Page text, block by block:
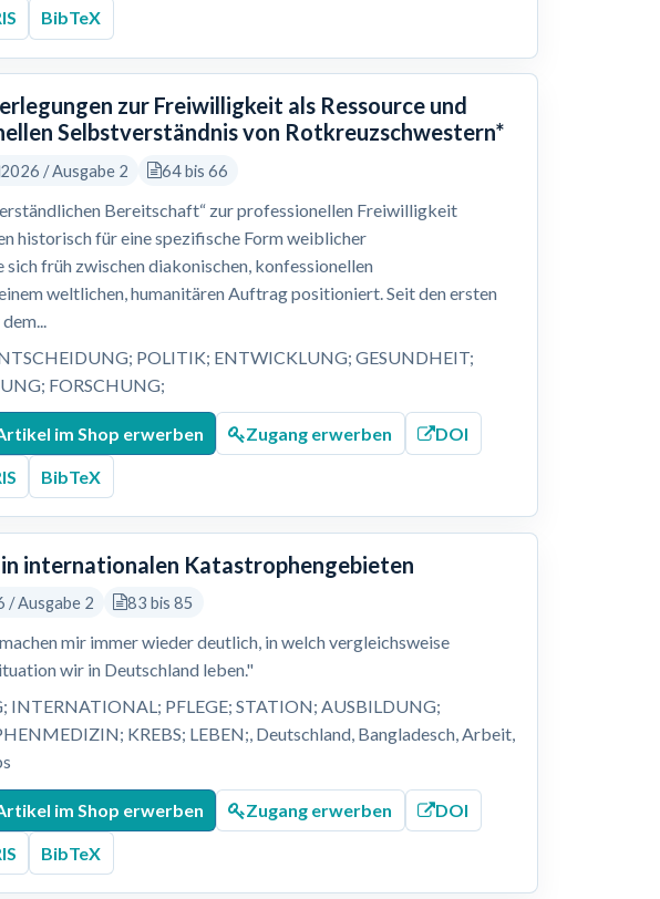
BibTeX
zur Freiwilligkeit als Ressource und
Selbstverständnis von Rotkreuzschwestern*
2026 / Ausgabe 2 64 bis 66
Bereitschaft“ zur professionellen Freiwilligkeit
historisch für eine spezifische Form weiblicher
früh zwischen diakonischen, konfessionellen
weltlichen, humanitären Auftrag positioniert. Seit den ersten
POLITIK; ENTWICKLUNG; GESUNDHEIT;
FORSCHUNG;
im Shop erwerben Zugang erwerben DOI
BibTeX
internationalen Katastrophengebieten
/ Ausgabe 2 83 bis 85
mir immer wieder deutlich, in welch vergleichsweise
wir in Deutschland leben."
INTERNATIONAL; PFLEGE; STATION; AUSBILDUNG;
KREBS; LEBEN;, Deutschland, Bangladesch, Arbeit,
im Shop erwerben Zugang erwerben DOI
BibTeX